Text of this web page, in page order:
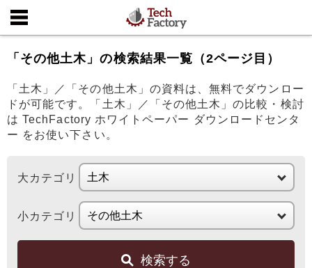
「その他土木」の検索結果一覧（2ページ目）
「土木」／「その他土木」の資料は、無料でダウンロー
ドが可能です。「土木」／「その他土木」の比較・検討
は TechFactory ホワイトペーパー ダウンロードセンタ
ー をお使い下さい。
大カテゴリ
小カテゴリ
検索する